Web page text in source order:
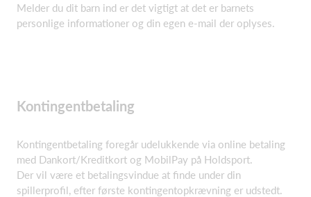
Melder du dit barn ind er det vigtigt at det er barnets
personlige informationer og din egen e-mail der oplyses.
Kontingentbetaling
Kontingentbetaling foregår udelukkende via online betaling
med Dankort/Kreditkort og MobilPay på Holdsport.
Der vil være et betalingsvindue at finde under din
spillerprofil, efter første kontingentopkrævning er udstedt.